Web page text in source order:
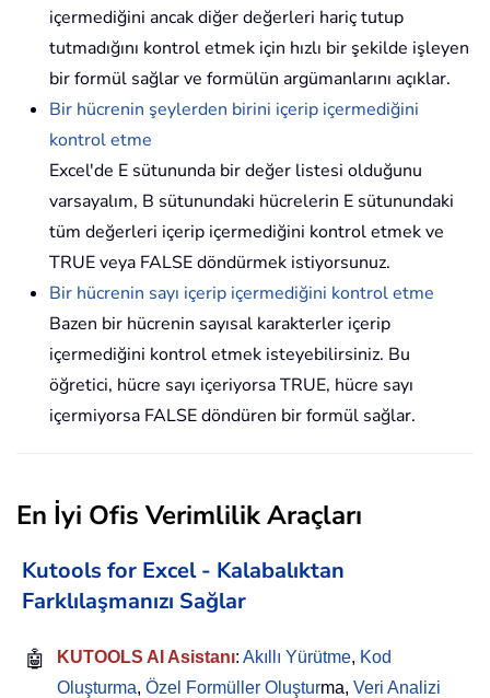
içermediğini ancak diğer değerleri hariç tutup
tutmadığını kontrol etmek için hızlı bir şekilde işleyen
bir formül sağlar ve formülün argümanlarını açıklar.
Bir hücrenin şeylerden birini içerip içermediğini
kontrol etme
Excel'de E sütununda bir değer listesi olduğunu
varsayalım, B sütunundaki hücrelerin E sütunundaki
tüm değerleri içerip içermediğini kontrol etmek ve
TRUE veya FALSE döndürmek istiyorsunuz.
Bir hücrenin sayı içerip içermediğini kontrol etme
Bazen bir hücrenin sayısal karakterler içerip
içermediğini kontrol etmek isteyebilirsiniz. Bu
öğretici, hücre sayı içeriyorsa TRUE, hücre sayı
içermiyorsa FALSE döndüren bir formül sağlar.
En İyi Ofis Verimlilik Araçları
Kutools for Excel - Kalabalıktan
Farklılaşmanızı Sağlar
🤖 KUTOOLS AI Asistanı: Akıllı Yürütme, Kod
Oluşturma, Özel Formüller Oluşturma, Veri Analizi